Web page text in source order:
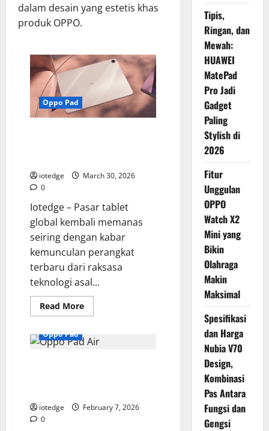
dalam desain yang estetis khas
produk OPPO.
Oppo Pad
iotedge
March 30, 2026
0
Iotedge – Pasar tablet
global kembali memanas
seiring dengan kabar
kemunculan perangkat
terbaru dari raksasa
teknologi asal...
Read MoreRead
more
Pad
5
dan
Hiburan
Oppo Pad
iotedge
February 7, 2026
0
Tipis,
Ringan, dan
Mewah:
HUAWEI
MatePad
Pro Jadi
Gadget
Paling
Stylish di
2026
Fitur
Unggulan
OPPO
Watch X2
Mini yang
Bikin
Olahraga
Makin
Maksimal
Spesifikasi
dan Harga
Nubia V70
Design,
Kombinasi
Pas Antara
Fungsi dan
Gengsi